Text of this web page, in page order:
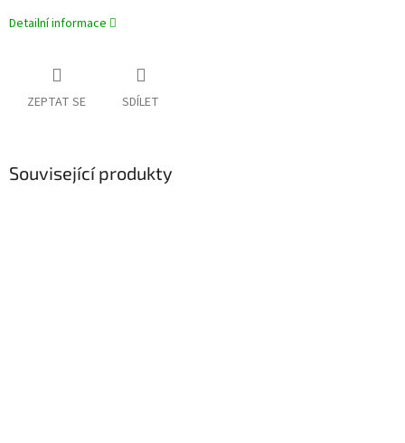
Detailní informace
ZEPTAT SE SDÍLET
Související produkty